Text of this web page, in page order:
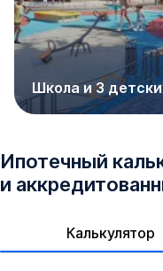
культуры и спорта
Доехать до озера
до приречного
Социальная и
магазинами, а самое
включащий лаунж-
розетками и
предпочитает спорт,
Школа и 3
Ипотечный
и
Калькулятор